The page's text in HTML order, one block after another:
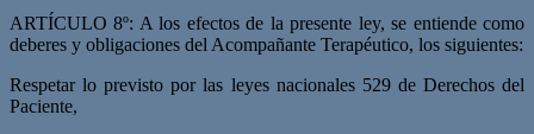
ARTÍCULO 8º: A los efectos de la presente ley, se entiende como
deberes y obligacio­nes del Acompañante Terapéutico, los siguientes:
Respetar lo previsto por las leyes nacionales 529 de Derechos del
Paciente,